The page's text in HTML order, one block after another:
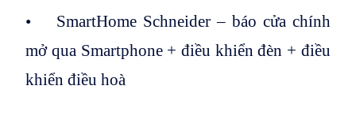
• SmartHome Schneider – báo cửa chính
mở qua Smartphone + điều khiển đèn + điều
khiển điều hoà